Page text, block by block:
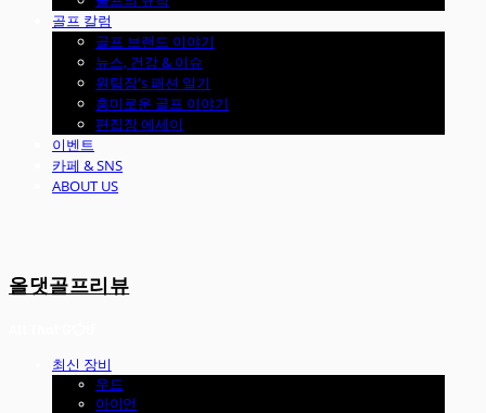
골프 칼럼
골프 브랜드 이야기
뉴스, 건강 & 이슈
원팀장's 패션 일기
흥미로운 골프 이야기
편집장 에세이
이벤트
카페 & SNS
ABOUT US
올댓골프리뷰
최신 장비
우드
아이언